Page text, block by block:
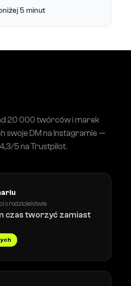
5 minut
20 000 twórców i marek
swoje DM na Instagramie —
5 na Trustpilot.
o rodzicielstwie
czas tworzyć zamiast